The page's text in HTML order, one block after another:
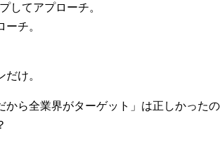
してアプローチ。
チ。
け。
ら全業界がターゲット」は正しかった